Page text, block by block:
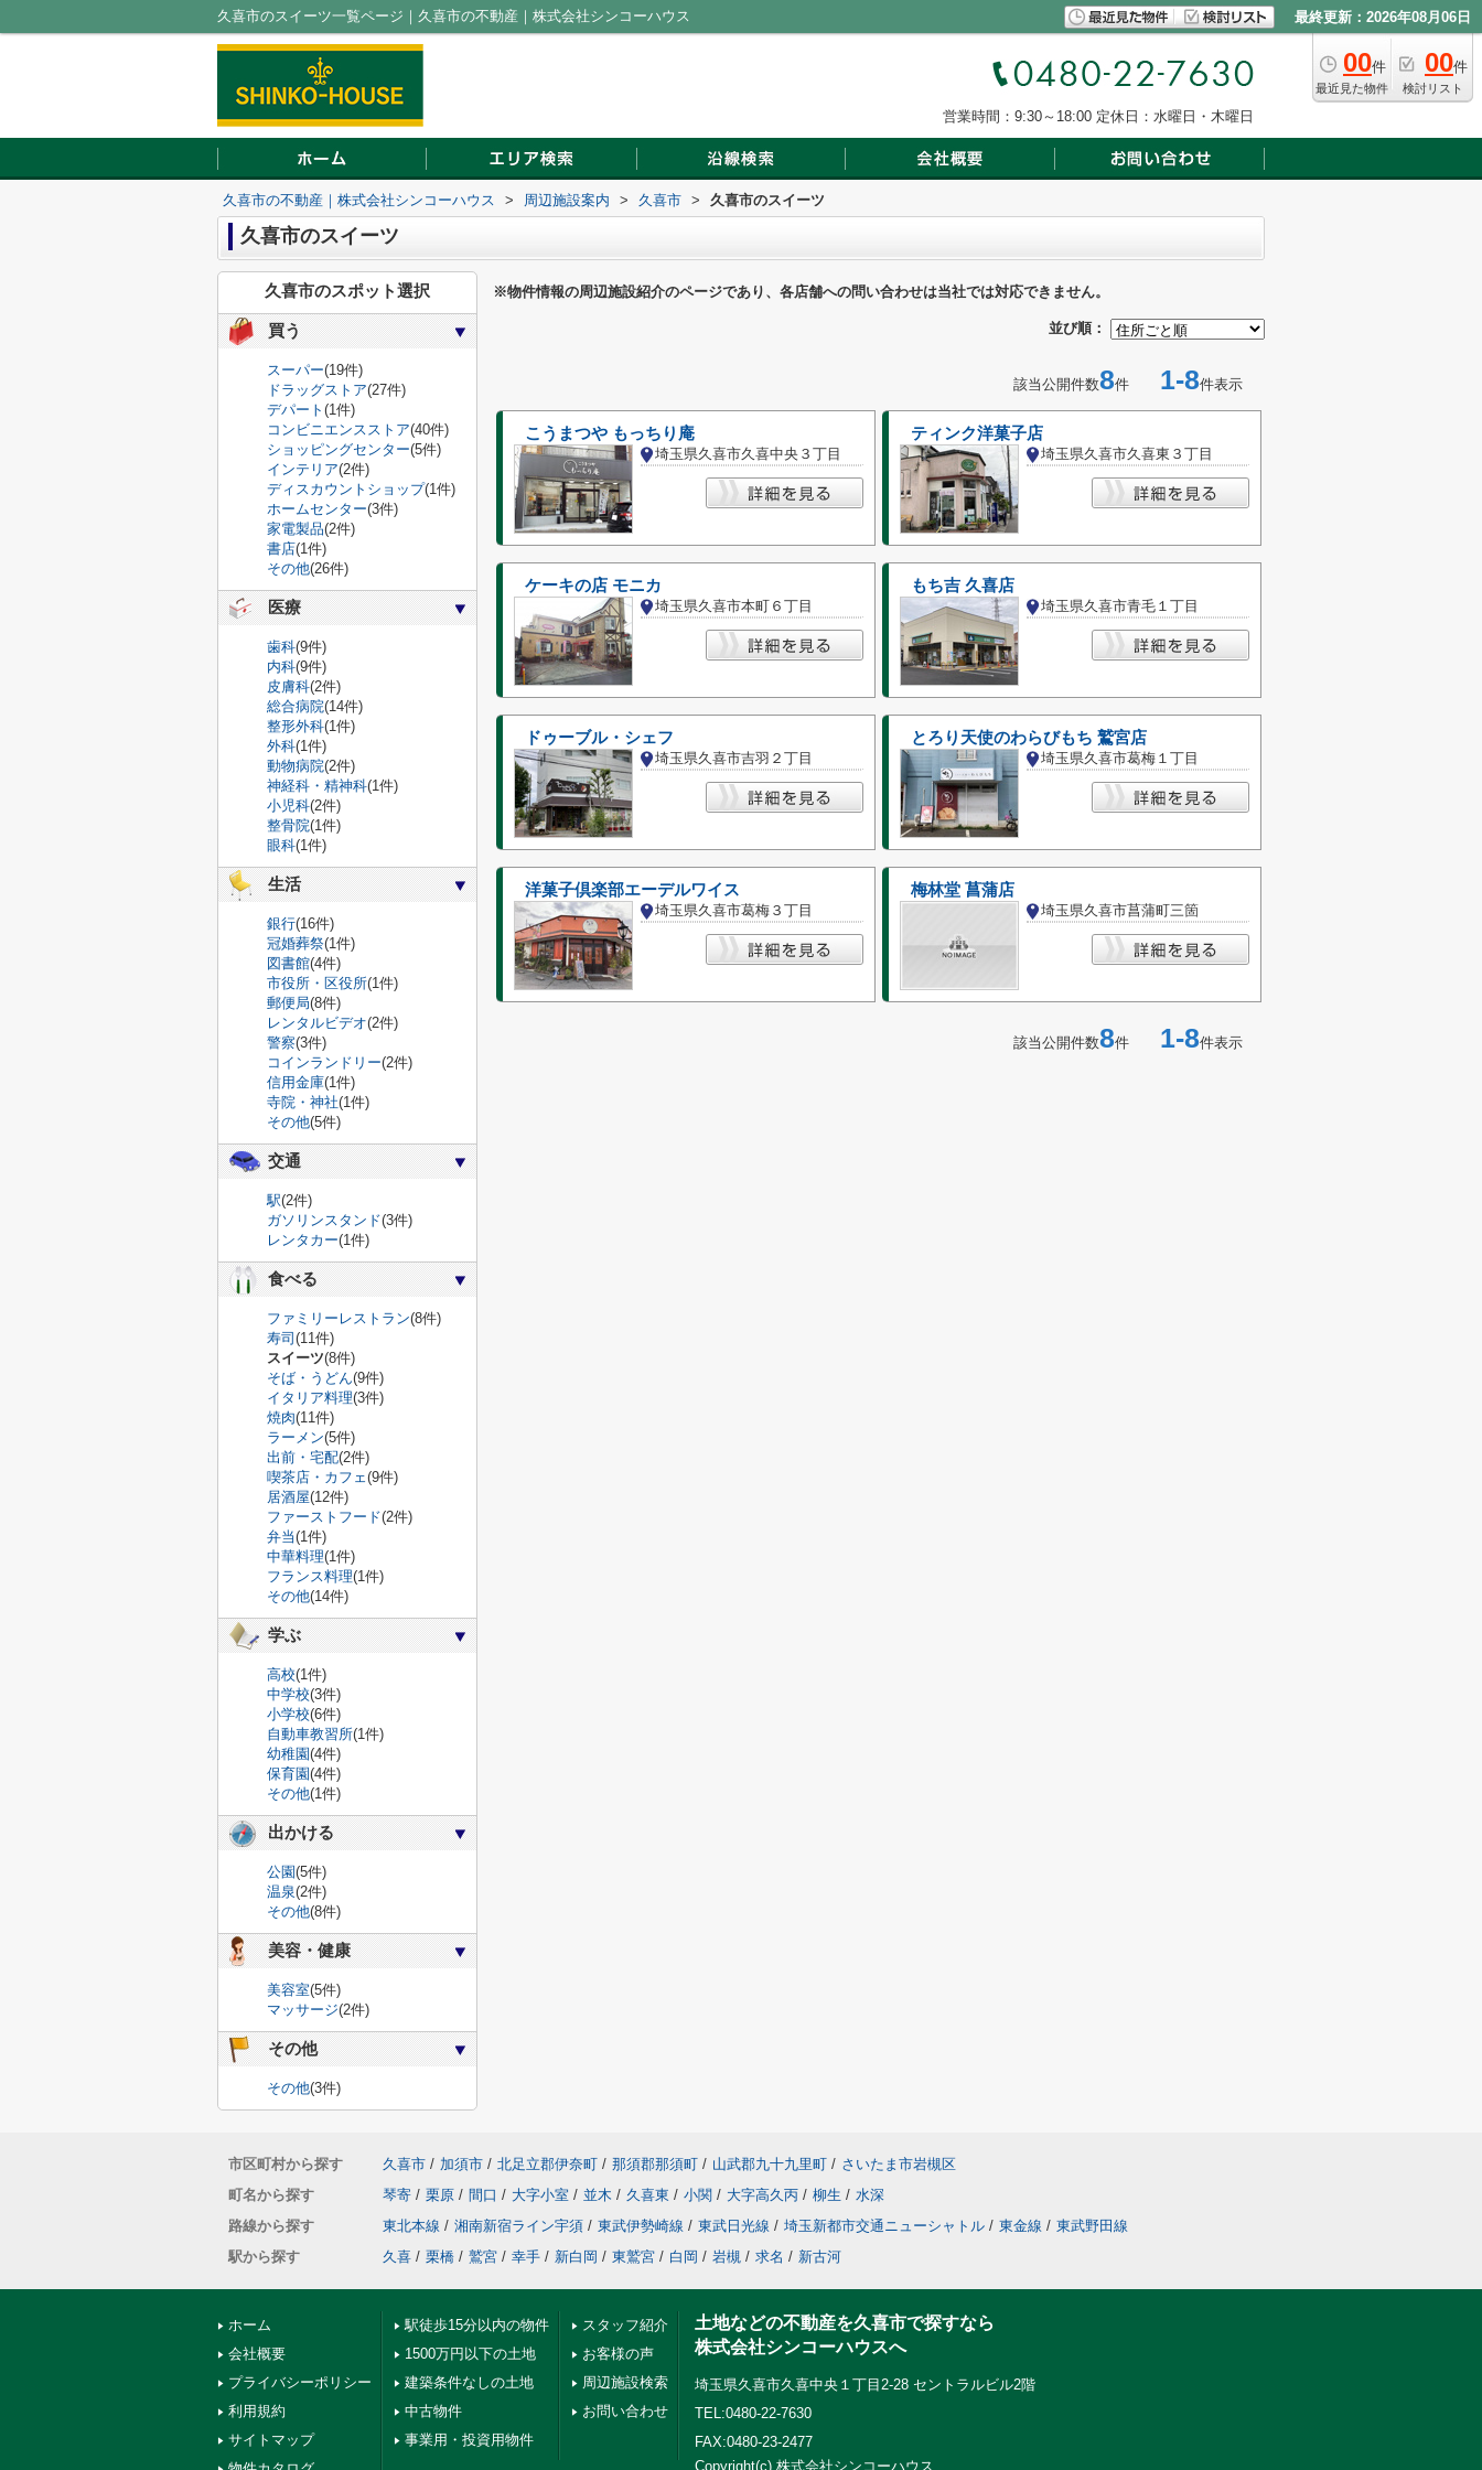
久喜市のスイーツ一覧ページ｜久喜市の不動産｜株式会社シンコーハウス 最終更新：2026年08月06日
00件
最近見た物件
00件
検討リスト
営業時間：9:30～18:00 定休日：水曜日・木曜日
久喜市の不動産｜株式会社シンコーハウス > 周辺施設案内 > 久喜市 > 久喜市のスイーツ
久喜市のスイーツ
※物件情報の周辺施設紹介のページであり、各店舗への問い合わせは当社では対応できません。
並び順：
該当公開件数8件 1-8件表示
こうまつや もっちり庵
埼玉県久喜市久喜中央３丁目
ティンク洋菓子店
埼玉県久喜市久喜東３丁目
ケーキの店 モニカ
埼玉県久喜市本町６丁目
もち吉 久喜店
埼玉県久喜市青毛１丁目
ドゥーブル・シェフ
埼玉県久喜市吉羽２丁目
とろり天使のわらびもち 鷲宮店
埼玉県久喜市葛梅１丁目
洋菓子倶楽部エーデルワイス
埼玉県久喜市葛梅３丁目
梅林堂 菖蒲店
埼玉県久喜市菖蒲町三箇
該当公開件数8件 1-8件表示
久喜市のスポット選択
買う
スーパー(19件)
ドラッグストア(27件)
デパート (1件)
コンビニエンスストア(40件)
ショッピングセンター(5件)
インテリア(2件)
ディスカウントショップ(1件)
ホームセンター(3件)
家電製品(2件)
書店(1件)
その他(26件)
医療
歯科(9件)
内科(9件)
皮膚科(2件)
総合病院(14件)
整形外科(1件)
外科(1件)
動物病院(2件)
神経科・精神科(1件)
小児科(2件)
整骨院(1件)
眼科(1件)
生活
銀行(16件)
冠婚葬祭(1件)
図書館(4件)
市役所・区役所(1件)
郵便局(8件)
レンタルビデオ(2件)
警察(3件)
コインランドリー(2件)
信用金庫(1件)
寺院・神社(1件)
その他(5件)
交通
駅(2件)
ガソリンスタンド(3件)
レンタカー(1件)
食べる
ファミリーレストラン(8件)
寿司 (11件)
スイーツ(8件)
そば・うどん(9件)
イタリア料理(3件)
焼肉(11件)
ラーメン(5件)
出前・宅配(2件)
喫茶店・カフェ(9件)
居酒屋(12件)
ファーストフード(2件)
弁当(1件)
中華料理(1件)
フランス料理(1件)
その他(14件)
学ぶ
高校(1件)
中学校(3件)
小学校(6件)
自動車教習所(1件)
幼稚園(4件)
保育園(4件)
その他(1件)
出かける
公園(5件)
温泉(2件)
その他(8件)
美容・健康
美容室(5件)
マッサージ(2件)
その他
その他(3件)
市区町村から探す 久喜市 / 加須市 / 北足立郡伊奈町 / 那須郡那須町 / 山武郡九十九里町 / さいたま市岩槻区
町名から探す
琴寄 / 栗原 / 間口 / 大字小室 / 並木 / 久喜東 / 小関 / 大字高久丙 / 柳生 / 水深
路線から探す
東北本線 / 湘南新宿ライン宇須 / 東武伊勢崎線 / 東武日光線 / 埼玉新都市交通ニューシャトル / 東金線 / 東武野田線
駅から探す
久喜 / 栗橋 / 鷲宮 / 幸手 / 新白岡 / 東鷲宮 / 白岡 / 岩槻 / 求名 / 新古河
ホーム
会社概要
プライバシーポリシー
利用規約
サイトマップ
駅徒歩15分以内の物件
1500万円以下の土地
建築条件なしの土地
中古物件
事業用・投資用物件
スタッフ紹介
お客様の声
周辺施設検索
お問い合わせ
土地などの不動産を久喜市で探すなら
株式会社シンコーハウスへ
埼玉県久喜市久喜中央１丁目2-28 セントラルビル2階
TEL:0480-22-7630
FAX:0480-23-2477
Copyright(c) 株式会社シンコーハウス